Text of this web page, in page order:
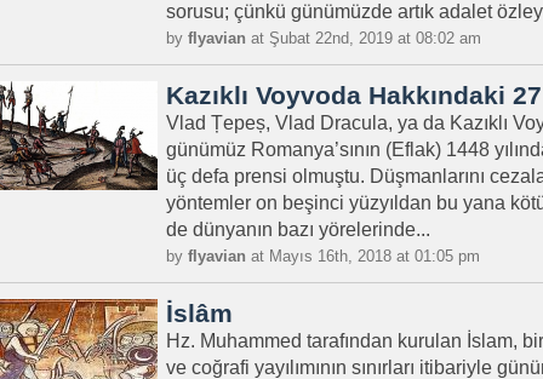
sorusu; çünkü günümüzde artık adalet
by flyavian at Şubat 22nd, 2019 at 08:02 am
Kazıklı Voyvoda Hakkındaki
Vlad Țepeș, Vlad Dracula, ya da Kazıklı
günümüz Romanya’sının (Eflak) 1448
üç defa prensi olmuştu. Düşmanlarını
yöntemler on beşinci yüzyıldan bu yana
de dünyanın bazı yörelerinde...
by flyavian at Mayıs 16th, 2018 at 01:05 pm
İslâm
Hz. Muhammed tarafından kurulan İslam,
ve coğrafi yayılımının sınırları itibariyle